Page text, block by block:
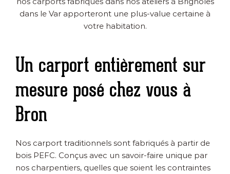
dans le Var apporteront une plus-value certaine à
votre habitation.
Un carport entièrement sur
mesure posé chez vous à
Bron
Nos carport traditionnels sont fabriqués à partir de
bois PEFC. Conçus avec un savoir-faire unique par
nos charpentiers, quelles que soient les contraintes